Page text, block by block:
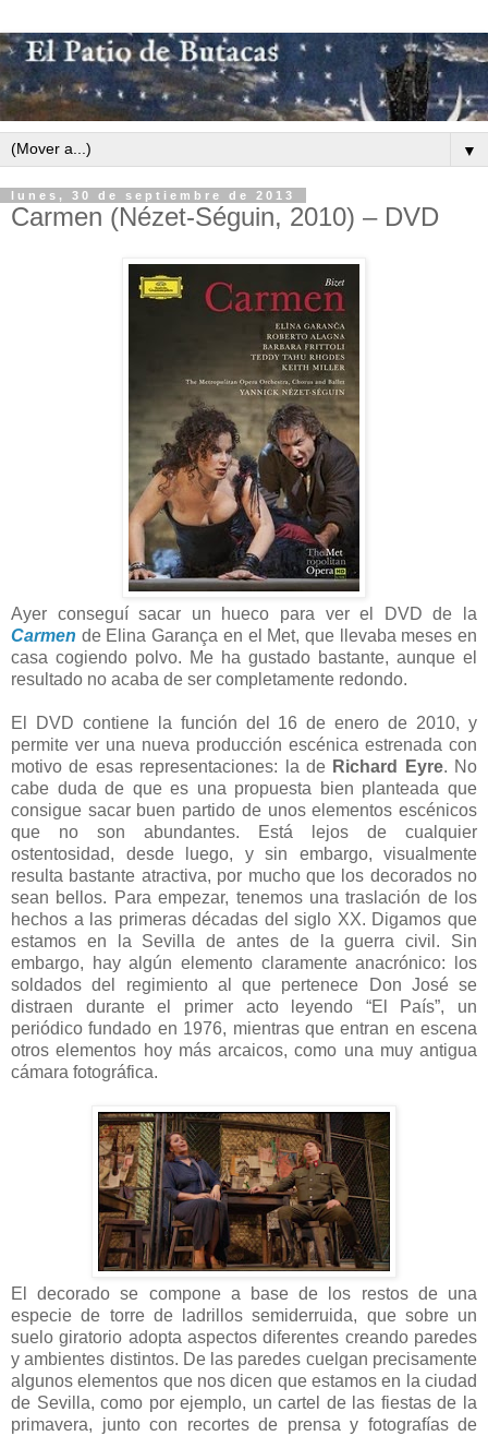
▼
lunes, 30 de septiembre de 2013
Carmen (Nézet-Séguin, 2010) – DVD
Ayer conseguí sacar un hueco para ver el DVD de la
Carmen de Elina Garança en el Met, que llevaba meses en
casa cogiendo polvo. Me ha gustado bastante, aunque el
resultado no acaba de ser completamente redondo.
El DVD contiene la función del 16 de enero de 2010, y
permite ver una nueva producción escénica estrenada con
motivo de esas representaciones: la de Richard Eyre. No
cabe duda de que es una propuesta bien planteada que
consigue sacar buen partido de unos elementos escénicos
que no son abundantes. Está lejos de cualquier
ostentosidad, desde luego, y sin embargo, visualmente
resulta bastante atractiva, por mucho que los decorados no
sean bellos. Para empezar, tenemos una traslación de los
hechos a las primeras décadas del siglo XX. Digamos que
estamos en la Sevilla de antes de la guerra civil. Sin
embargo, hay algún elemento claramente anacrónico: los
soldados del regimiento al que pertenece Don José se
distraen durante el primer acto leyendo “El País”, un
periódico fundado en 1976, mientras que entran en escena
otros elementos hoy más arcaicos, como una muy antigua
cámara fotográfica.
El decorado se compone a base de los restos de una
especie de torre de ladrillos semiderruida, que sobre un
suelo giratorio adopta aspectos diferentes creando paredes
y ambientes distintos. De las paredes cuelgan precisamente
algunos elementos que nos dicen que estamos en la ciudad
de Sevilla, como por ejemplo, un cartel de las fiestas de la
primavera, junto con recortes de prensa y fotografías de